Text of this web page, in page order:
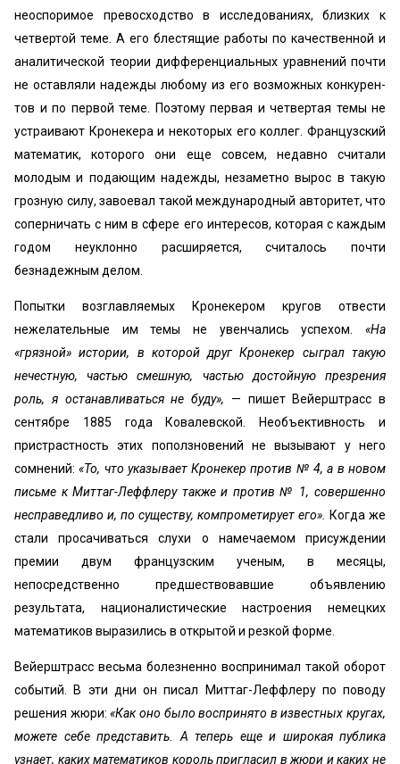
неоспори­мое превосходство в исследованиях, близких к
четвертой теме. А его блестящие работы по качественной и
анали­тической теории дифференциальных уравнений почти
не оставляли надежды любому из его возможных конкурен­
тов и по первой теме. Поэтому первая и четвертая темы не
устраивают Кронекера и некоторых его коллег. Фран­цузский
математик, которого они еще совсем, недавно считали
молодым и подающим надежды, незаметно вы­рос в такую
грозную силу, завоевал такой международ­ный авторитет, что
соперничать с ним в сфере его инте­ресов, которая с каждым
годом неуклонно расширяется, считалось почти
безнадежным делом.
Попытки возглавляемых Кронекером кругов отвести
нежелательные им темы не увенчались успехом. «На
«грязной» истории, в которой друг Кронекер сыграл такую
нечестную, частью смешную, частью до­стойную презрения
роль, я останавливаться не буду», — пишет Вейерштрасс в
сентябре 1885 года Ковалевской. Необъективность и
пристрастность этих поползновений не вызывают у него
сомнений:«То, что указывает Кронекер против № 4, а в новом
письме к Миттаг-Леффлеру также и против № 1, совершенно
несправедливо и, по существу, компрометирует его».
Когда же
стали проса­чиваться слухи о намечаемом присуждении
премии двум французским ученым, в месяцы,
непосредственно пред­шествовавшие объявлению
результата, националистиче­ские настроения немецких
математиков выразились в открытой и резкой форме.
Вейерштрасс весьма болезненно воспринимал такой оборот
событий. В эти дни он писал Миттаг-Леффлеру по поводу
решения жюри:«Как оно было воспринято в известных кругах,
можете себе представить. А теперь еще и широкая публика
узнает, каких математиков ко­роль пригласил в жюри и каких не